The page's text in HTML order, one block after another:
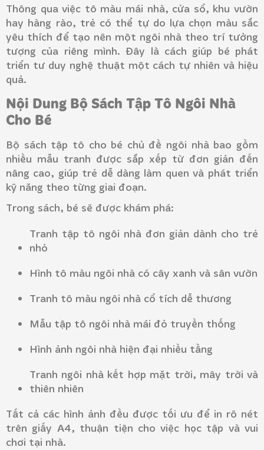
Thông qua việc tô màu mái nhà, cửa sổ, khu vườn
hay hàng rào, trẻ có thể tự do lựa chọn màu sắc
yêu thích để tạo nên một ngôi nhà theo trí tưởng
tượng của riêng mình. Đây là cách giúp bé phát
triển tư duy nghệ thuật một cách tự nhiên và hiệu
quả.
Nội Dung Bộ Sách Tập Tô Ngôi Nhà
Cho Bé
Bộ sách tập tô cho bé chủ đề ngôi nhà bao gồm
nhiều mẫu tranh được sắp xếp từ đơn giản đến
nâng cao, giúp trẻ dễ dàng làm quen và phát triển
kỹ năng theo từng giai đoạn.
Trong sách, bé sẽ được khám phá:
Tranh tập tô ngôi nhà đơn giản dành cho trẻ
nhỏ
Hình tô màu ngôi nhà có cây xanh và sân vườn
Tranh tô màu ngôi nhà cổ tích dễ thương
Mẫu tập tô ngôi nhà mái đỏ truyền thống
Hình ảnh ngôi nhà hiện đại nhiều tầng
Tranh ngôi nhà kết hợp mặt trời, mây trời và
thiên nhiên
Tất cả các hình ảnh đều được tối ưu để in rõ nét
trên giấy A4, thuận tiện cho việc học tập và vui
chơi tại nhà.